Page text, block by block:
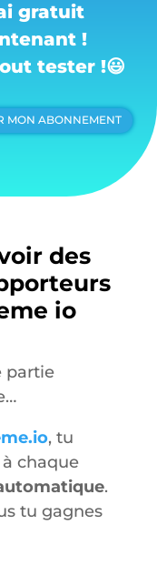
gratuit
!
tester !😃
MON ABONNEMENT
des
io
partie
, tu
chaque
.
tu gagnes